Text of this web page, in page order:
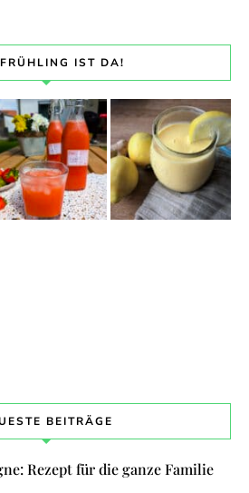
IST DA!
BEITRÄGE
Rezept für die ganze Familie